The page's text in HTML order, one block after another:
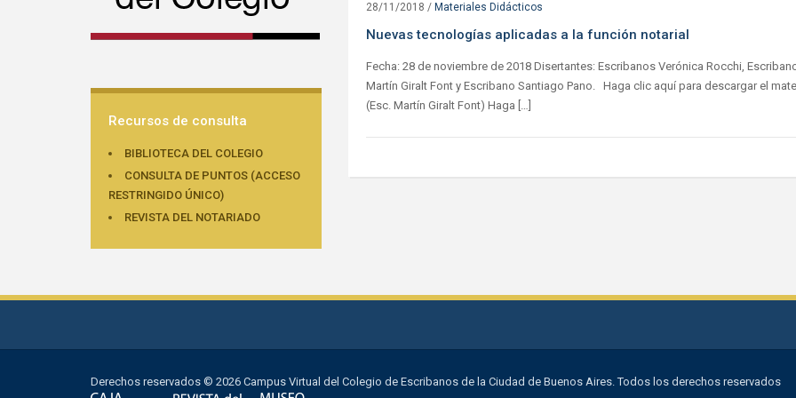
Recursos de consulta
BIBLIOTECA DEL COLEGIO
CONSULTA DE PUNTOS (ACCESO
RESTRINGIDO ÚNICO)
REVISTA DEL NOTARIADO
28/11/2018 / Materiales Didácticos
Nuevas tecnologías aplicadas a la función notarial
Fecha: 28 de noviembre de 2018 Disertantes: Escribanos Verónica Rocchi,
Martín Giralt Font y Escribano Santiago Pano. Haga clic aquí para descargar el
(Esc. Martín Giralt Font) Haga […]
Derechos reservados © 2026 Campus Virtual del Colegio de Escribanos de la Ciudad de Buenos Aires. Todos los derechos reservados